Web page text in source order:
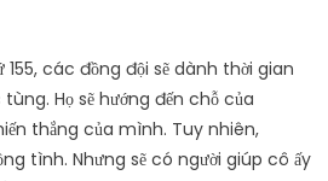
các đồng đội sẽ dành thời gian
Họ sẽ hướng đến chỗ của
thắng của mình. Tuy nhiên,
tình. Nhưng sẽ có người giúp cô ấy